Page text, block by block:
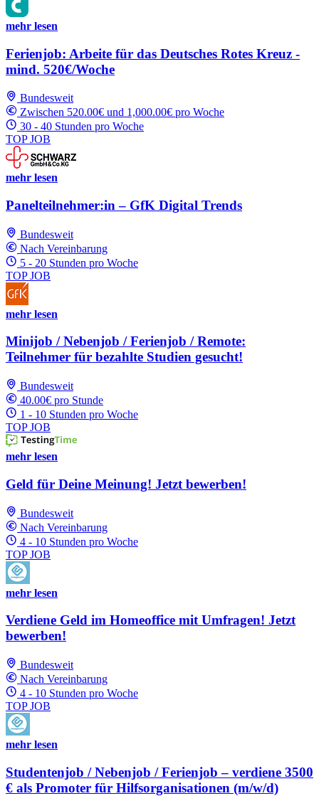
mehr lesen
Ferienjob: Arbeite für das Deutsches Rotes Kreuz -
mind. 520€/Woche
Bundesweit
Zwischen 520.00€ und 1,000.00€ pro Woche
30 - 40 Stunden pro Woche
TOP JOB
mehr lesen
Panelteilnehmer:in – GfK Digital Trends
Bundesweit
Nach Vereinbarung
5 - 20 Stunden pro Woche
TOP JOB
mehr lesen
Minijob / Nebenjob / Ferienjob / Remote:
Teilnehmer für bezahlte Studien gesucht!
Bundesweit
40.00€ pro Stunde
1 - 10 Stunden pro Woche
TOP JOB
mehr lesen
Geld für Deine Meinung! Jetzt bewerben!
Bundesweit
Nach Vereinbarung
4 - 10 Stunden pro Woche
TOP JOB
mehr lesen
Verdiene Geld im Homeoffice mit Umfragen! Jetzt
bewerben!
Bundesweit
Nach Vereinbarung
4 - 10 Stunden pro Woche
TOP JOB
mehr lesen
Studentenjob / Nebenjob / Ferienjob – verdiene 3500
€ als Promoter für Hilfsorganisationen (m/w/d)